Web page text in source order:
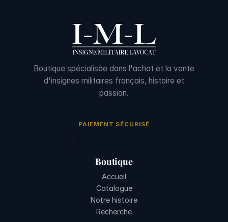
Boutique spécialisée dans l'achat et la vente
d'insignes militaires français, histoire et
passion.
PAIEMENT SÉCURISÉ
Boutique
Accueil
Catalogue
Notre histoire
Recherche